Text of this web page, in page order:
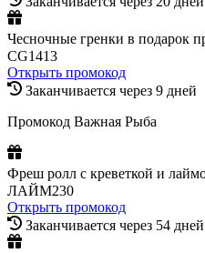
Чесночные гренки в подарок
CG1413
Открыть промокод
Заканчивается через 9 дней
Промокод Важная Рыба
Фреш ролл с креветкой и
ЛАЙМ230
Открыть промокод
Заканчивается через 54 дней